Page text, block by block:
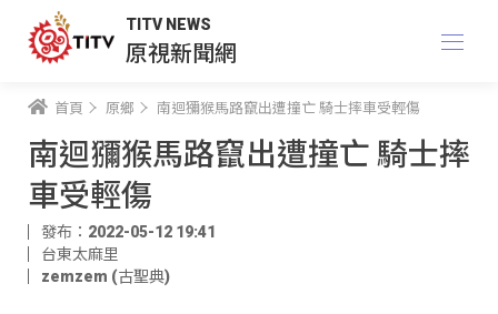
TITV NEWS
原視新聞網
首頁 原鄉 南迴獼猴馬路竄出遭撞亡 騎士摔車受輕傷
南迴獼猴馬路竄出遭撞亡 騎士摔
車受輕傷
發布：2022-05-12 19:41
台東太麻里
zemzem (古聖典)